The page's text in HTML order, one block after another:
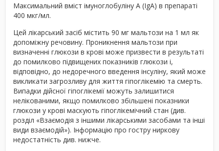
Максимальний вміст імуноглобуліну A (IgA) в препараті
400 мкг/мл.
Цей лікарський засіб містить 90 мг мальтози на 1 мл як
допоміжну речовину. Проникнення мальтози при
визначенні глюкози в крові може призвести в результаті
до помилково підвищених показників глюкози і,
відповідно, до недоречного введення інсуліну, який може
викликати загрозливу для життя гіпоглікемію та смерть.
Випадки дійсної гіпоглікемії можуть залишитися
нелікованими, якщо помилково збільшені показники
глюкози у крові маскують гіпоглікемічний стан (див.
розділ «Взаємодія з іншими лікарськими засобами та інші
види взаємодій»). Інформацію про гостру ниркову
недостатність див. нижче.